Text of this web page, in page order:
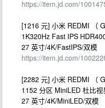
https://item.jd.com/
[1216 元] 小米 REDMI （
1K320Hz Fast IPS
27 英寸/4K/FastIPS/双模
https://item.jd.com/
[2282 元] 小米 REDMI （
1152 分区 MiniLED 杜比
27 英寸/4K/MiniLED/双模